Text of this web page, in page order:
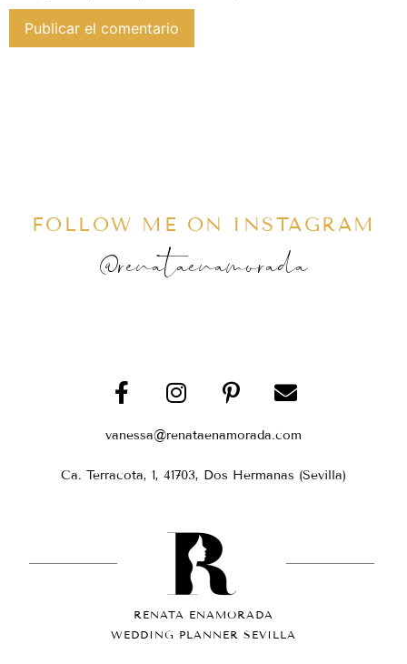
FOLLOW ME ON INSTAGRAM
@renataenamorada
vanessa@renataenamorada.com
Ca. Terracota, 1, 41703, Dos Hermanas (Sevilla)
RENATA ENAMORADA
WEDDING PLANNER SEVILLA